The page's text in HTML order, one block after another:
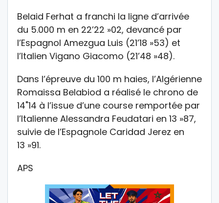
Belaid Ferhat a franchi la ligne d’arrivée
du 5.000 m en 22’22 »02, devancé par
l’Espagnol Amezgua Luis (21’18 »53) et
l’Italien Vigano Giacomo (21’48 »48).
Dans l’épreuve du 100 m haies, l’Algérienne
Romaissa Belabiod a réalisé le chrono de
14"14 à l’issue d’une course remportée par
l’Italienne Alessandra Feudatari en 13 »87,
suivie de l’Espagnole Caridad Jerez en
13 »91.
APS